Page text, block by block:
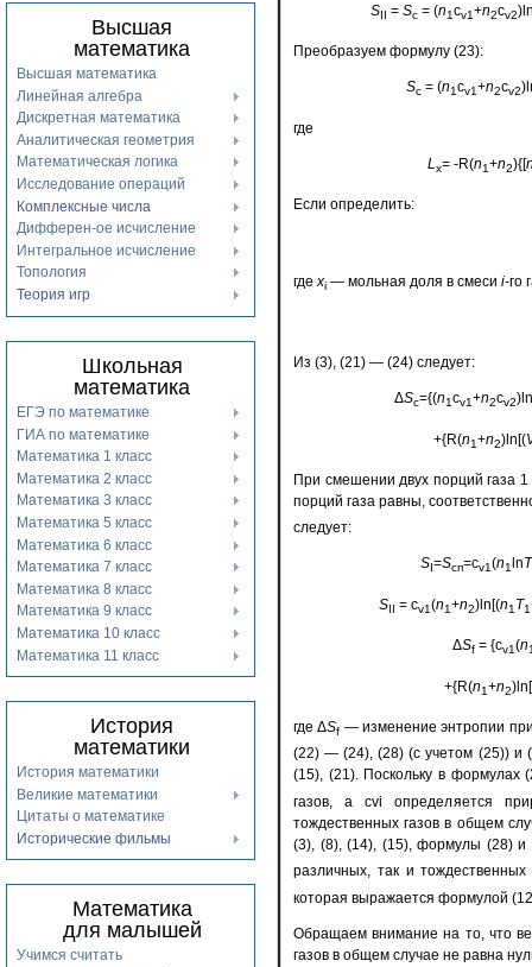
Высшая
математика
Высшая математика
Линейная алгебра
Дискретная математика
Аналитическая геометрия
Математическая логика
Исследование операций
Комплексные числа
Дифферен-ое исчисление
Интегральное исчисление
Топология
Теория игр
Школьная
математика
ЕГЭ по математике
ГИА по математике
Математика 1 класс
Математика 2 класс
Математика 3 класс
Математика 5 класс
Математика 6 класс
Математика 7 класс
Математика 8 класс
Математика 9 класс
Математика 10 класс
Математика 11 класс
История
математики
История математики
Великие математики
Цитаты о математике
Исторические фильмы
Математика
для малышей
Учимся считать
SII = Sс = (n1cv1+n2cv2
Преобразуем формулу (23):
Sс = (n1cv1+n2cv2
где
L х= -R(n1+n2){[
Если определить:
где xi — мольная доля в смеси i-го
Из (3), (21) — (24) следует:
ΔSс={(n1cv1+n2cv2
+{R(n1+n2)ln[(
При смешении двух порций газа
порций газа равны,
следует:
S =Sсп=cv1(n1 lnT
SII = cv1(n1+n2)ln[(n1T1
ΔSf = {cv1(n
+{R(n1+n2
где ΔSf — изменение энтропии
(22) — (24), (28) (с учетом (25)) и
(15), (21). Поскольку в
газов, а cvi определяется
тождественных газов в общем
(3), (8), (14), (15), формулы (28) и
различных, так и
которая выражается формулой
Обращаем внимание на то, что
газов в общем случае не равна